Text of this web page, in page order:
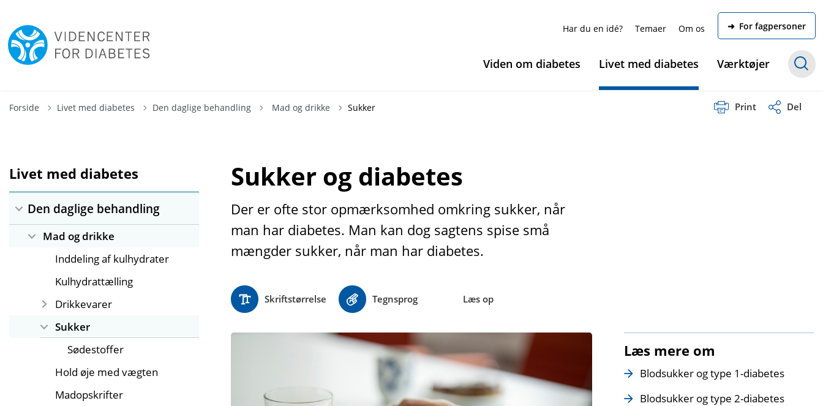
Har du en idé? Temaer Om os ➜ For fagpersoner
Viden om diabetes Livet med diabetes Værktøjer
Forside Livet med diabetes Den daglige behandling Tilbage til
Mad og drikke Sukker Print Del
Livet med diabetes
Den daglige behandling
Mad og drikke
Inddeling af kulhydrater
Kulhydrattælling
Drikkevarer
Sukker
Sødestoffer
Hold øje med vægten
Madopskrifter
Sukker og diabetes
Der er ofte stor opmærksomhed omkring sukker, når
man har diabetes. Man kan dog sagtens spise små
mængder sukker, når man har diabetes.
Skriftstørrelse Tegnsprog Læs op
Læs mere om
Blodsukker og type 1-diabetes
Blodsukker og type 2-diabetes